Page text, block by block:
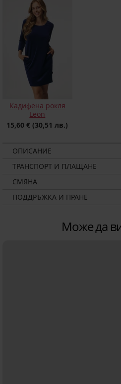
Кадифена рокля
Leon
15,60 € (30,51 лв.)
ОПИСАНИЕ
ТРАНСПОРТ И ПЛАЩАНЕ
СМЯНА
ПОДДРЪЖКА И ПРАНЕ
Може да